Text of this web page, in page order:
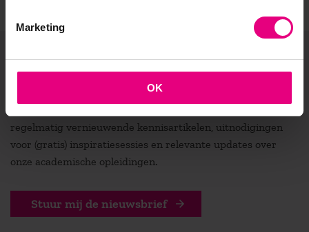
Marketing
OK
De vooruitgang voor zijn?
regelmatig vernieuwende kennisartikelen, uitnodigingen
voor (gratis) inspiratiesessies en relevante updates over
onze academische opleidingen.
Stuur mij de nieuwsbrief